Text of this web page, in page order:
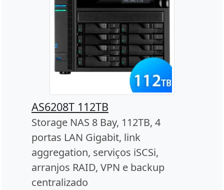
AS6208T 112TB
Storage NAS 8 Bay, 112TB, 4
portas LAN Gigabit, link
aggregation, serviços iSCSi,
arranjos RAID, VPN e backup
centralizado